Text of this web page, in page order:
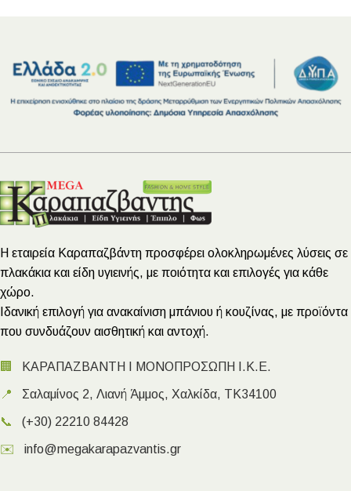
Η εταιρεία Καραπαζβάντη προσφέρει ολοκληρωμένες λύσεις σε
πλακάκια και είδη υγιεινής, με ποιότητα και επιλογές για κάθε
χώρο.
Ιδανική επιλογή για ανακαίνιση μπάνιου ή κουζίνας, με προϊόντα
που συνδυάζουν αισθητική και αντοχή.
🏢 ΚΑΡΑΠΑΖΒΑΝΤΗ Ι ΜΟΝΟΠΡΟΣΩΠΗ Ι.Κ.Ε.
📍 Σαλαμίνος 2, Λιανή Άμμος, Χαλκίδα, ΤΚ34100
📞 (+30) 22210 84428
✉️ info@megakarapazvantis.gr